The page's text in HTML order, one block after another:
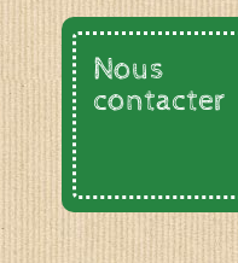
Nous
contacter